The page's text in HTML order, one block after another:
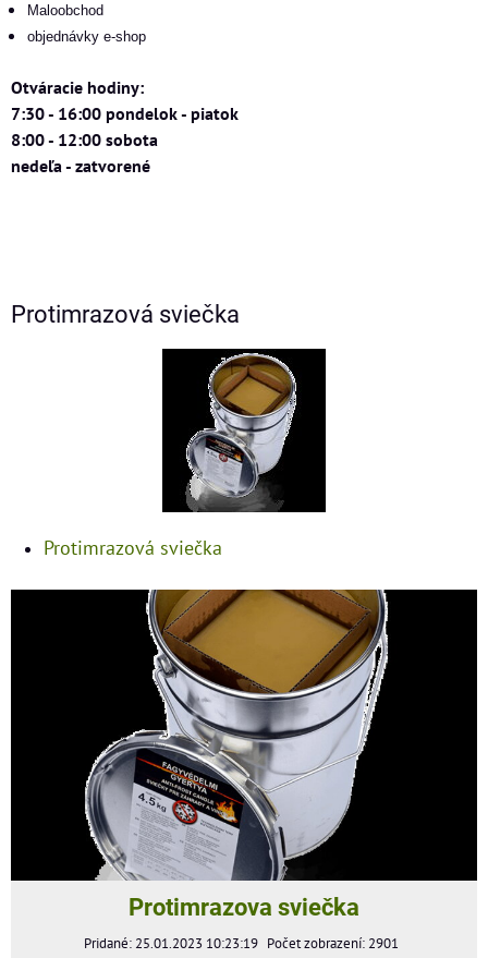
Maloobchod
objednávky e-shop
Otváracie hodiny:
7:30 - 16:00 pondelok - piatok
8:00 - 12:00 sobota
nedeľa - zatvorené
Protimrazová sviečka
Protimrazová sviečka
Protimrazova sviečka
Pridané: 25.01.2023 10:23:19 Počet zobrazení: 2901